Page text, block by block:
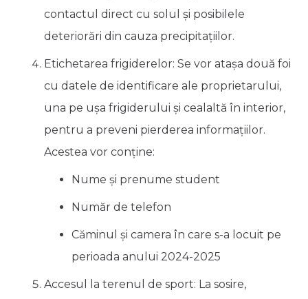
contactul direct cu solul și posibilele
deteriorări din cauza precipitațiilor.
Etichetarea frigiderelor: Se vor atașa două foi
cu datele de identificare ale proprietarului,
una pe ușa frigiderului și cealaltă în interior,
pentru a preveni pierderea informațiilor.
Acestea vor conține:
Nume și prenume student
Număr de telefon
Căminul și camera în care s-a locuit pe
perioada anului 2024-2025
Accesul la terenul de sport: La sosire,